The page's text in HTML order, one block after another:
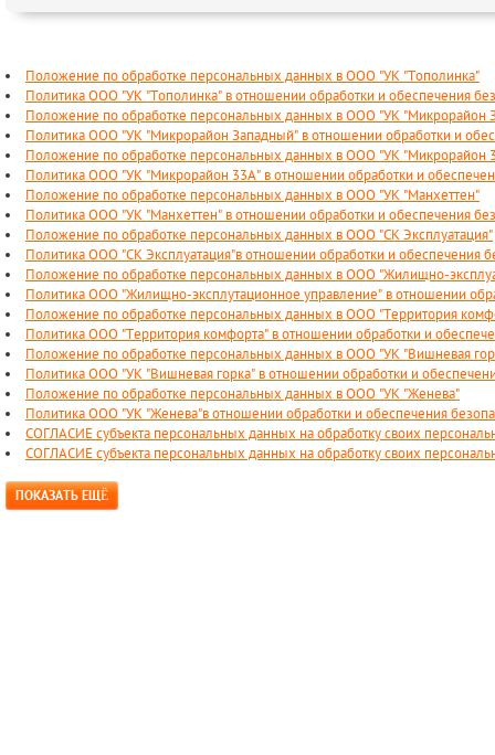
Положение по обработке персональных данных в ООО "УК "Тополинка"
Политика ООО "УК "Тополинка" в отношении обработки и обеспечения
Положение по обработке персональных данных в ООО "УК "Микрорайон
Политика ООО "УК "Микрорайон Западный" в отношении обработки и
Положение по обработке персональных данных в ООО "УК "Микрорайон
Политика ООО "УК "Микрорайон 33А" в отношении обработки и
Положение по обработке персональных данных в ООО "УК "Манхеттен"
Политика ООО "УК "Манхеттен" в отношении обработки и обеспечения
Положение по обработке персональных данных в ООО "СК Эксплуатация"
Политика ООО "СК Эксплуатация"в отношении обработки и обеспечения
Положение по обработке персональных данных в ООО "Жилищно-
Политика ООО "Жилищно-эксплутационное управление" в отношении
Положение по обработке персональных данных в ООО "Территория
Политика ООО "Территория комфорта" в отношении обработки и
Положение по обработке персональных данных в ООО "УК "Вишневая
Политика ООО "УК "Вишневая горка" в отношении обработки и
Положение по обработке персональных данных в ООО "УК "Женева"
Политика ООО "УК "Женева"в отношении обработки и обеспечения
СОГЛАСИЕ субъекта персональных данных на обработку своих
СОГЛАСИЕ субъекта персональных данных на обработку своих
ПОКАЗАТЬ ЕЩЁ